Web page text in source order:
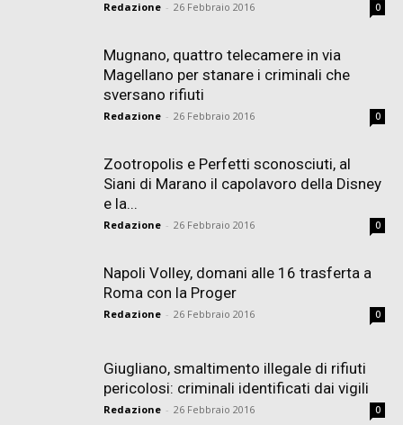
Redazione - 26 Febbraio 2016 0
Mugnano, quattro telecamere in via
Magellano per stanare i criminali che
sversano rifiuti
Redazione - 26 Febbraio 2016 0
Zootropolis e Perfetti sconosciuti, al
Siani di Marano il capolavoro della Disney
e la...
Redazione - 26 Febbraio 2016 0
Napoli Volley, domani alle 16 trasferta a
Roma con la Proger
Redazione - 26 Febbraio 2016 0
Giugliano, smaltimento illegale di rifiuti
pericolosi: criminali identificati dai vigili
Redazione - 26 Febbraio 2016 0